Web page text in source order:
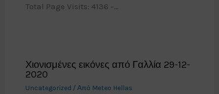
Total Page Visits: 4136 -…
Χιονισμένες εικόνες από Γαλλία 29-12-
2020
Uncategorized / Από Meteo Hellas